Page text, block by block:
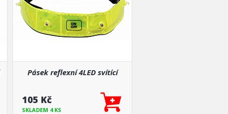
Pásek reflexní 4LED svítící
105 Kč
SKLADEM 4 KS